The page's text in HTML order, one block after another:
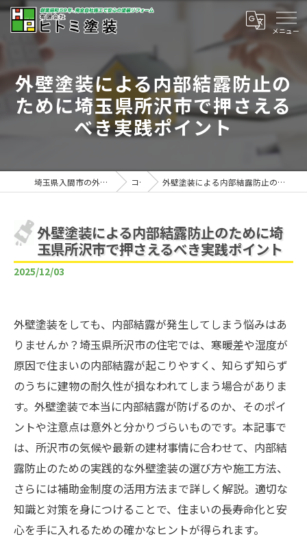
外壁塗装による内部結露防止の
ために埼玉県所沢市で押さえる
べき実践ポイント
埼玉県入間市の外壁塗装は有限会社ヒトミ塗装 コラム 外壁塗装による内部結露防止のために埼玉県所沢市で押さえるべき実践ポイント
外壁塗装による内部結露防止のために埼
玉県所沢市で押さえるべき実践ポイント
2025/12/03
外壁塗装をしても、内部結露が発生してしまう悩みはあ
りませんか？埼玉県所沢市の住宅では、寒暖差や湿度が
原因で住まいの内部結露が起こりやすく、知らず知らず
のうちに建物の耐久性が損なわれてしまう場合がありま
す。外壁塗装で本当に内部結露が防げるのか、そのポイ
ントや注意点は意外と分かりづらいものです。本記事で
は、所沢市の気候や最新の建材事情に合わせて、内部結
露防止のための実践的な外壁塗装の選び方や施工方法、
さらには補助金制度の活用方法まで詳しく解説。適切な
知識と対策を身につけることで、住まいの長寿命化と安
心を手に入れるための確かなヒントが得られます。